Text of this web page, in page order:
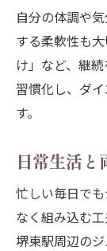
自分の体調や
する柔軟性も
け」など、継
習慣化し、ダ
す。
日常生活と
忙しい毎日で
なく組み込む
堺東駅周辺の